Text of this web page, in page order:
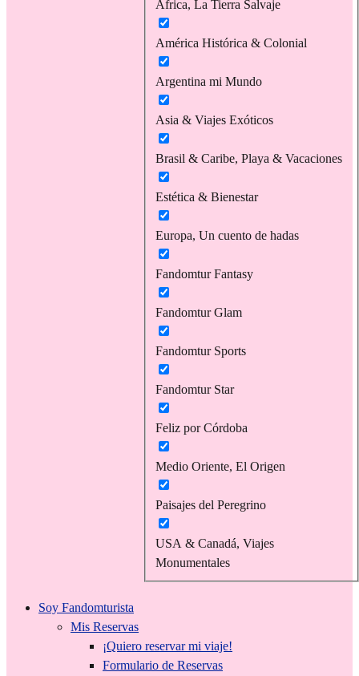
África, La Tierra Salvaje
América Histórica & Colonial
Argentina mi Mundo
Asia & Viajes Exóticos
Brasil & Caribe, Playa & Vacaciones
Estética & Bienestar
Europa, Un cuento de hadas
Fandomtur Fantasy
Fandomtur Glam
Fandomtur Sports
Fandomtur Star
Feliz por Córdoba
Medio Oriente, El Origen
Paisajes del Peregrino
USA & Canadá, Viajes
Monumentales
Soy Fandomturista
Mis Reservas
¡Quiero reservar mi viaje!
Formulario de Reservas